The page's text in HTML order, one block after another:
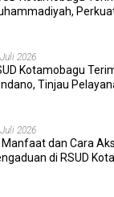
2026
Kotamobagu
Tinjau
2026
Manfaat dan Cara
di RSUD